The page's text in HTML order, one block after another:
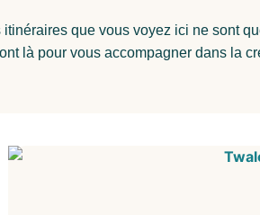
que vous voyez ici ne sont
là pour vous accompagner dans la